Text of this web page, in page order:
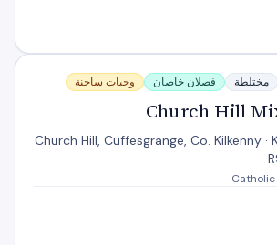
مختلطة فصلان خاصان وجبات ساخنة
Church Hill
Church Hill, Cuffesgrange, Co. Kilkenny ·